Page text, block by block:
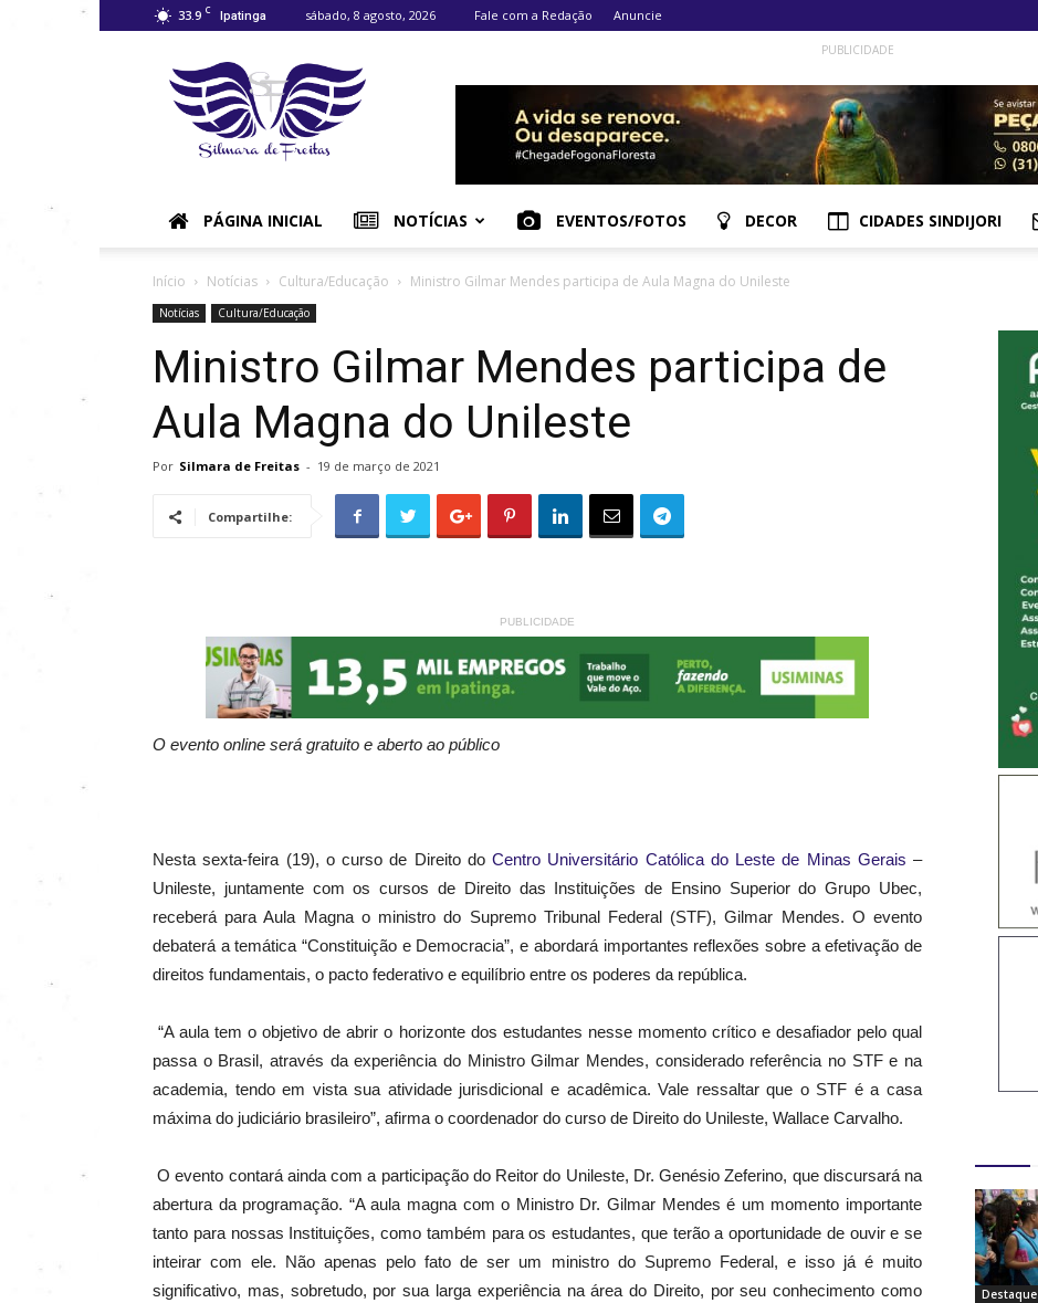
33.9 C Ipatinga sábado, 8 agosto, 2026 Fale com a Redação Anuncie
Silmara
Freitas
região.
PUBLICIDADE
PÁGINA INICIAL NOTÍCIAS EVENTOS/FOTOS DECOR CIDADES SINDIJORI
Início Notícias Cultura/Educação Ministro Gilmar Mendes participa de Aula Magna do Unileste
Notícias Cultura/Educação
Ministro Gilmar Mendes participa de
Aula Magna do Unileste
Por Silmara de Freitas - 19 de março de 2021
Compartilhe:
PUBLICIDADE
O evento online será gratuito e aberto ao público
Nesta sexta-feira (19), o curso de Direito do Centro Universitário Católica do Leste de Minas Gerais –
Unileste, juntamente com os cursos de Direito das Instituições de Ensino Superior do Grupo Ubec,
receberá para Aula Magna o ministro do Supremo Tribunal Federal (STF), Gilmar Mendes. O evento
debaterá a temática “Constituição e Democracia”, e abordará importantes reflexões sobre a efetivação de
direitos fundamentais, o pacto federativo e equilíbrio entre os poderes da república.
“A aula tem o objetivo deabrir o horizonte dos estudantes nesse momento crítico e desafiador pelo qual
passa o Brasil, através da experiência do Ministro Gilmar Mendes, considerado referência no STF e na
academia, tendo em vista sua atividade jurisdicional e acadêmica. Vale ressaltar que o STF é a casa
máxima do judiciário brasileiro”, afirma o coordenador do curso de Direito do Unileste, Wallace Carvalho.
O evento contará ainda com a participação do Reitor do Unileste, Dr. Genésio Zeferino, que discursará na
abertura da programação. “A aula magna com o Ministro Dr. Gilmar Mendes é um momento importante
tanto para nossas Instituições, como também para os estudantes, que terão a oportunidade de ouvir e se
inteirar com ele. Não apenas pelo fato de ser um ministro do Supremo Federal, e isso já é muito
significativo, mas, sobretudo, por sua larga experiência na área do Direito, por seu conhecimento como
Destaque